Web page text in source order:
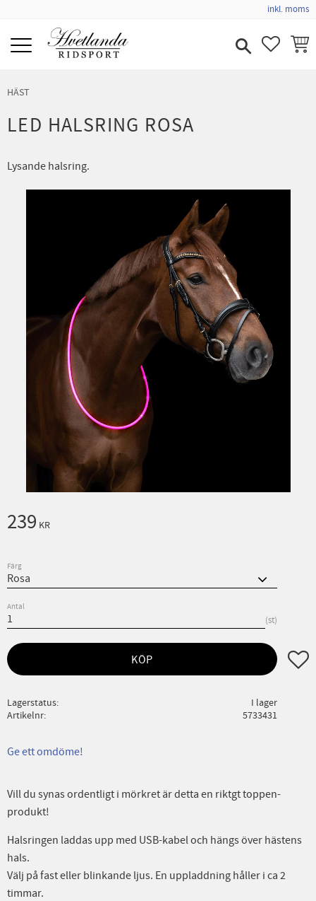
inkl. moms
HÄST
LED HALSRING ROSA
Lysande halsring.
239 KR
Färg
Antal
st
KÖP Lägg
Lagerstatus
I lager
Artikelnr
5733431
Ge ett omdöme!
Vill du synas ordentligt i mörkret är detta en riktgt toppen-
produkt!
Halsringen laddas upp med USB-kabel och hängs över hästens
hals.
Välj på fast eller blinkande ljus. En uppladdning håller i ca 2
timmar.